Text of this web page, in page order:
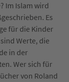
Im Islam wird
Es
für die Kinder
Werte, die
in der
Wer sich für
von Roland